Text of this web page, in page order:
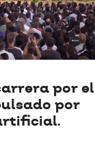
por el
por